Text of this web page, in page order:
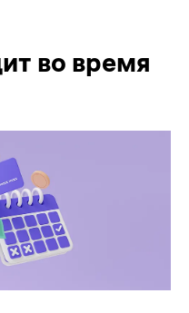
во время